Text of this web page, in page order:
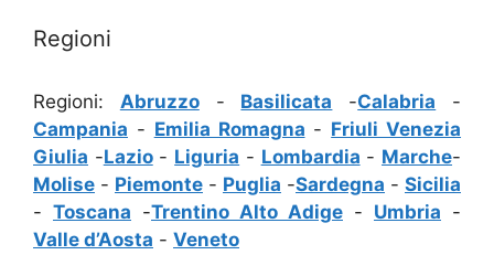
Regioni
Regioni: Abruzzo- Basilicata -Calabria -
Campania - Emilia Romagna - Friuli Venezia
Giulia -Lazio- Liguria - Lombardia - Marche-
Molise - Piemonte - Puglia -Sardegna - Sicilia
- Toscana -Trentino Alto Adige - Umbria -
Valle d’Aosta - Veneto